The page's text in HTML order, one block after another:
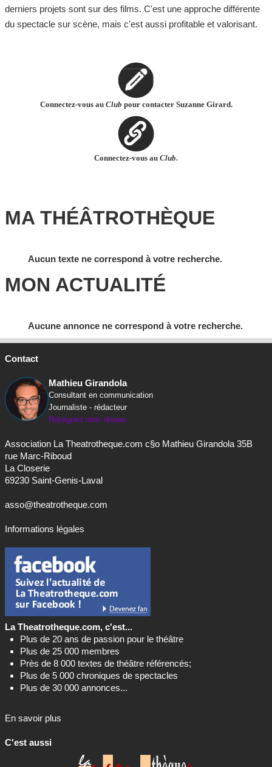
derniers projets sont sur des films. C'est une approche différente
du spectacle sur scène, mais c'est aussi profitable et valorisant.
Connectez-vous au Club pour contacter Suzanne Girard.
Connectez-vous au Club.
MA THÉÂTROTHÈQUE
Aucun texte ne correspond à votre recherche.
MON ACTUALITÉ
Aucune annonce ne correspond à votre recherche.
Contact
Mathieu Girandola
Consultant en communication
Journaliste - rédacteur
Rejoignez mon réseau
Association La Theatrotheque.com c§o Mathieu Girandola 35B
rue Marc-Riboud
La Closerie
69230 Saint-Genis-Laval
asso@theatrotheque.com
Informations légales
La Theatrotheque.com, c'est...
Plus de 20 ans de passion pour le théâtre
Plus de 25 000 membres
Près de 8 000 textes de théâtre référencés;
Plus de 5 000 chroniques de spectacles
Plus de 30 000 annonces...
En savoir plus
C'est aussi